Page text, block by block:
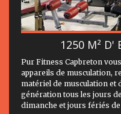
1250 M² D'
Pur Fitness Capbreton
appareils de musculation,
matériel de musculation
génération tous les jours
dimanche et jours fériés de